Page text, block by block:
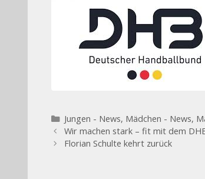
Kategorien
Jungen - News, Mädchen - News,
Wir machen stark – fit mit dem
Florian Schulte kehrt zurück